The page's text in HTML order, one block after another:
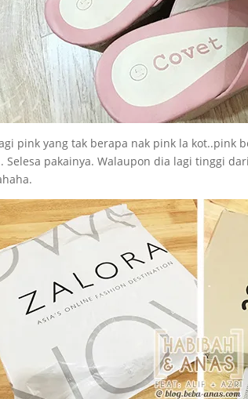
pink yang tak berapa nak pink la kot..pink
Selesa pakainya. Walaupon dia lagi tinggi